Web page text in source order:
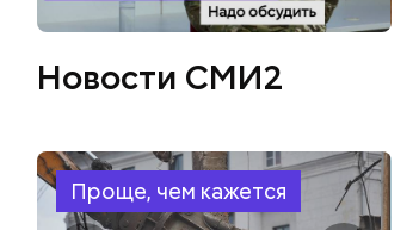
Новости СМИ2
Проще, чем кажется